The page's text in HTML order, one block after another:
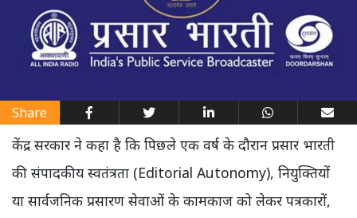
Share
केंद्र सरकार ने कहा है कि पिछले एक वर्ष के दौरान प्रसार भारती
की संपादकीय स्वतंत्रता (Editorial Autonomy), नियुक्तियों
या सार्वजनिक प्रसारण सेवाओं के कामकाज को लेकर पत्रकारों,